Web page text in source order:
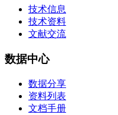
技术信息
技术资料
文献交流
数据中心
数据分享
资料列表
文档手册